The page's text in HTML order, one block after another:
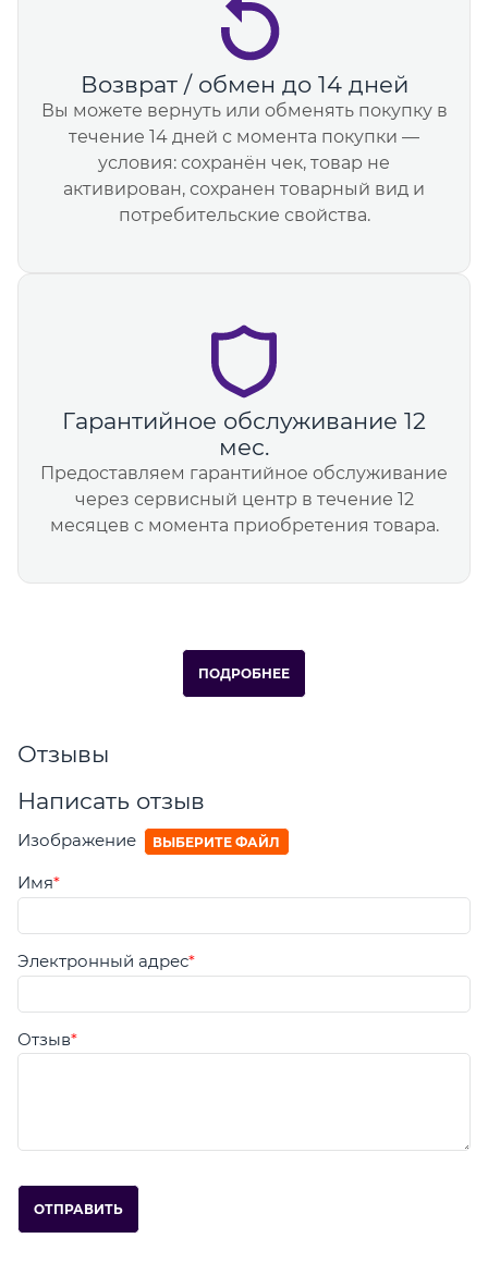
Возврат / обмен до 14 дней
Вы можете вернуть или обменять покупку в
течение 14 дней с момента покупки —
условия: сохранён чек, товар не
активирован, сохранен товарный вид и
потребительские свойства.
Гарантийное обслуживание 12
мес.
Предоставляем гарантийное обслуживание
через сервисный центр в течение 12
месяцев с момента приобретения товара.
ПОДРОБНЕЕ
Отзывы
Написать отзыв
Изображение ВЫБЕРИТЕ ФАЙЛ
Имя
Электронный адрес
Отзыв